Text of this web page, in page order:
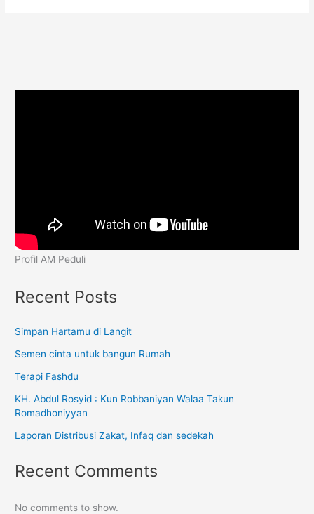
Profil AM Peduli
Recent Posts
Simpan Hartamu di Langit
Semen cinta untuk bangun Rumah
Terapi Fashdu
KH. Abdul Rosyid : Kun Robbaniyan Walaa Takun
Romadhoniyyan
Laporan Distribusi Zakat, Infaq dan sedekah
Recent Comments
No comments to show.